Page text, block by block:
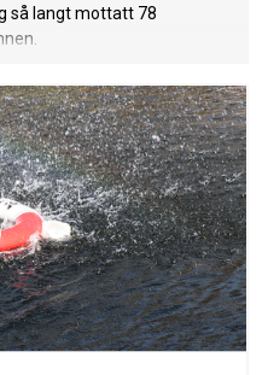
så langt mottatt 78